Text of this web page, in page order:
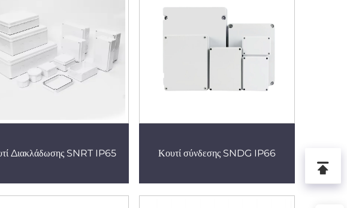
Διακλάδωσης SNRT IP65 Κουτί σύνδεσης SNDG IP66